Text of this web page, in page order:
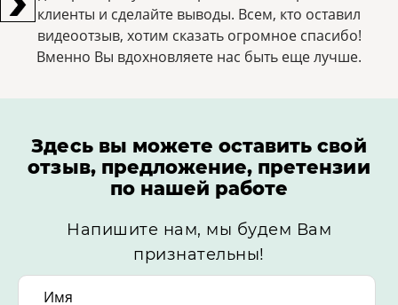
клиенты и сделайте выводы. Всем, кто оставил
видеоотзыв, хотим сказать огромное спасибо!
Bменно Вы вдохновляете нас быть еще лучше.
Здесь вы можете оставить свой
отзыв, предложение, претензии
по нашей работе
Напишите нам, мы будем Вам
признательны!